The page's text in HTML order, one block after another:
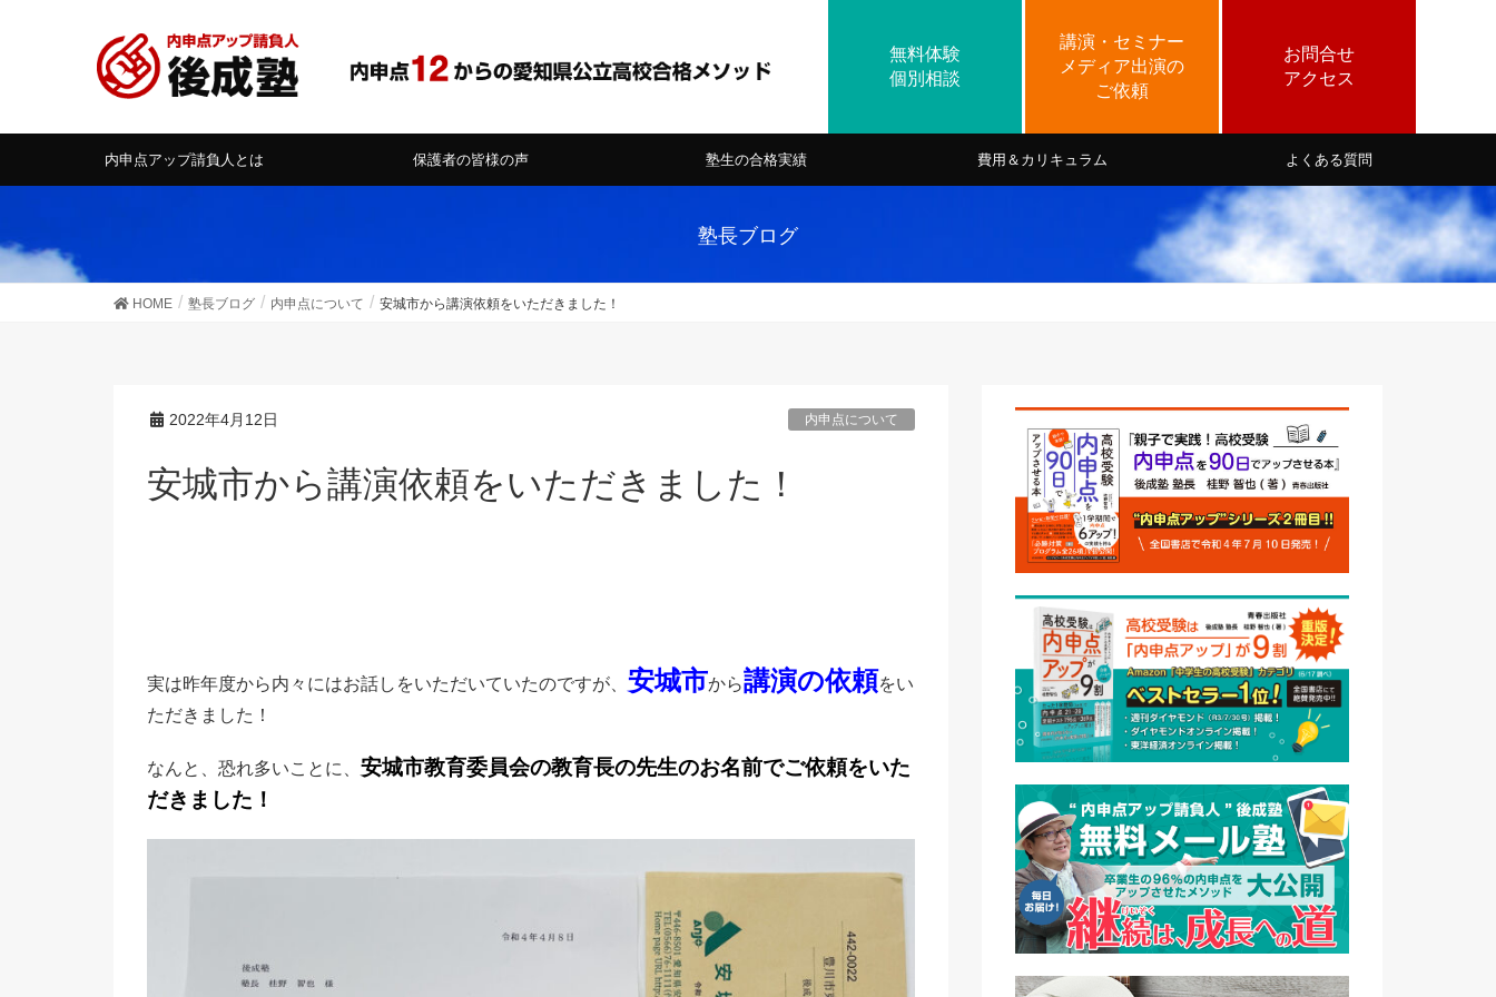
内申点アップ請負人とは 保護者の皆様の声 塾生の合格実績 費用＆カリキュラム よくある質問
塾長ブログ
HOME 塾長ブログ 内申点について 安城市から講演依頼をいただきました！
2022年4月12日 内申点について
安城市から講演依頼をいただきました！
実は昨年度から内々にはお話しをいただいていたのですが、 安城市から講演の依頼をい
ただきました！
なんと、恐れ多いことに、 安城市教育委員会の教育長の先生のお名前でご依頼をいた
だきました！